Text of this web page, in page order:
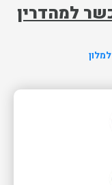
למהדרין